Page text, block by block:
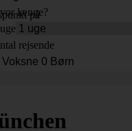
længe?
rejsende
på